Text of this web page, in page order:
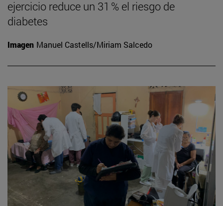
ejercicio reduce un 31 % el riesgo de
diabetes
Imagen Manuel Castells/Miriam Salcedo